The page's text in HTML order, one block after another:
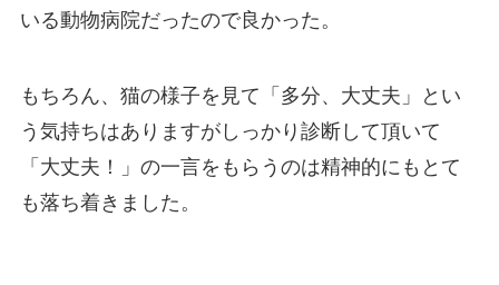
いる動物病院だったので良かった。
もちろん、猫の様子を見て「多分、大丈夫」とい
う気持ちはありますがしっかり診断して頂いて
「大丈夫！」の一言をもらうのは精神的にもとて
も落ち着きました。